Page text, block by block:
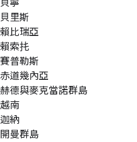
貝寧
貝里斯
賴比瑞亞
賴索扥
賽普勒斯
赤道幾內亞
赫德與麥克當諾群島
越南
迦納
開曼群島